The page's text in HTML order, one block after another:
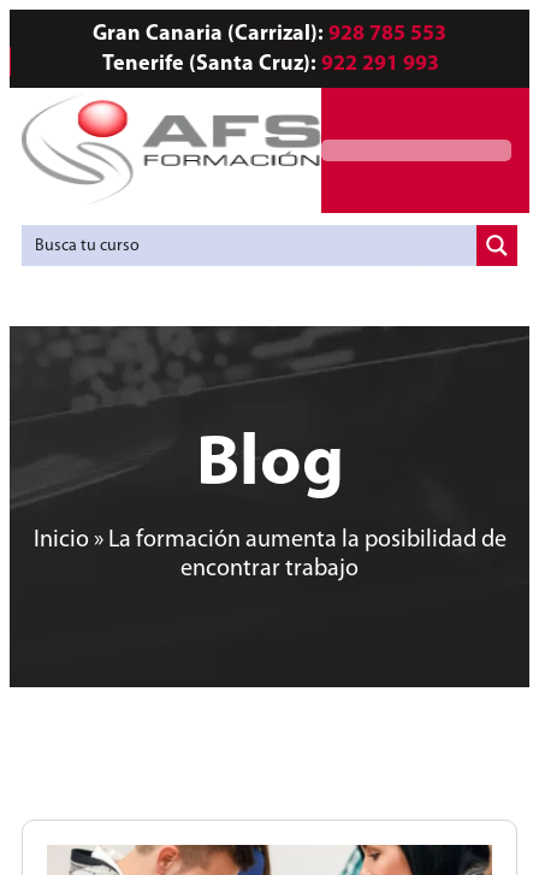
Gran Canaria (Carrizal): 928 785 553
Tenerife (Santa Cruz): 922 291 993
Blog
Inicio» La formación aumenta la posibilidad de
encontrar trabajo